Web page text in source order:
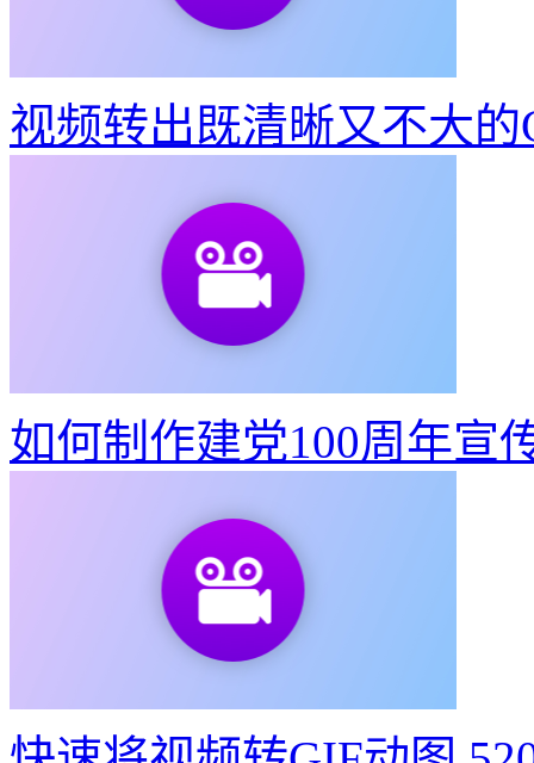
视频转出既清晰又不大的
如何制作建党100周年宣